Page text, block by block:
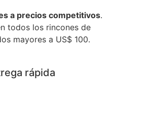
a precios competitivos.
todos los rincones de
mayores a US$ 100.
rápida